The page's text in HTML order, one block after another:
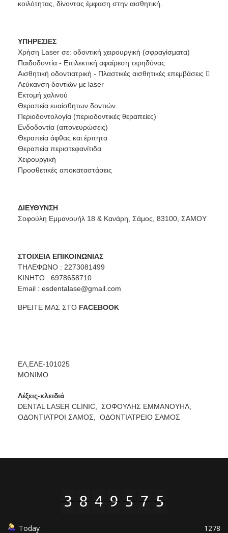
κοιλότητας, δίνοντας έμφαση στην αισθητική.
ΥΠΗΡΕΣΙΕΣ
Χρήση Laser σε: οδοντική χειρουργική (σφραγίσματα)
Παιδοδοντία - Επιλεκτική αφαίρεση τερηδόνας
Αισθητική οδοντιατρική - Πλαστικές αισθητικές επεμβάσεις 
Λεύκανση δοντιών με laser
Εκτομή χαλινού
Θεραπεία ευαίσθητων δοντιών
Περιοδοντολογία (περιοδοντικές θεραπείες)
Ενδοδοντία (απονευρώσεις)
Θεραπεία άφθας και έρπητα
Θεραπεία περιστεφανίτιδα
Χειρουργική
Προσθετικές αποκαταστάσεις
ΔΙΕΥΘΥΝΣΗ
Σοφούλη Εμμανουήλ 18 & Κανάρη, Σάμος, 83100, ΣΑΜΟΥ
ΣΤΟΙΧΕΙΑ ΕΠΙΚΟΙΝΩΝΙΑΣ
ΤΗΛΕΦΩΝΟ : 2273081499
ΚΙΝΗΤΟ : 6978658710
Email : esdentalase@gmail.com
ΒΡΕΙΤΕ ΜΑΣ ΣΤΟ FACEBOOK
ΕΛ,ΕΛΕ-101025
ΜΟΝΙΜΟ
Λέξεις-κλειδιά
DENTAL LASER CLINIC, ΣΟΦΟΥΛΗΣ ΕΜΜΑΝΟΥΗΛ,
ΟΔΟΝΤΙΑΤΡΟΙ ΣΑΜΟΣ, ΟΔΟΝΤΙΑΤΡΕΙΟ ΣΑΜΟΣ
Today 1278